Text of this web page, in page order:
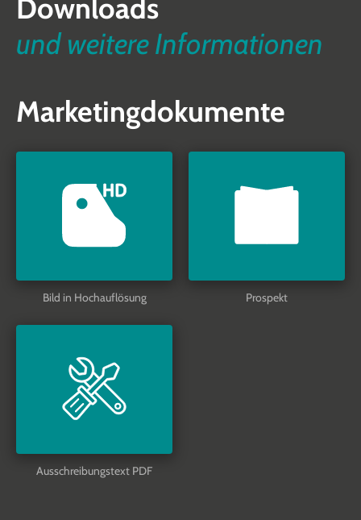
Downloads
und weitere Informationen
Marketingdokumente
Bild in Hochauflösung Prospekt
Ausschreibungstext PDF